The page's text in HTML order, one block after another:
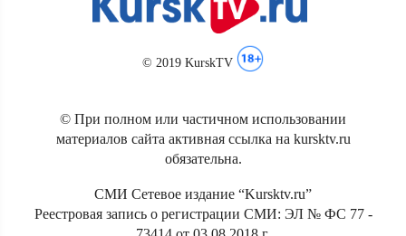
© 2019 KurskTV
© При полном или частичном использовании
материалов сайта активная ссылка на kursktv.ru
обязательна.
СМИ Сетевое издание “Kursktv.ru”
Реестровая запись о регистрации СМИ: ЭЛ № ФС 77 -